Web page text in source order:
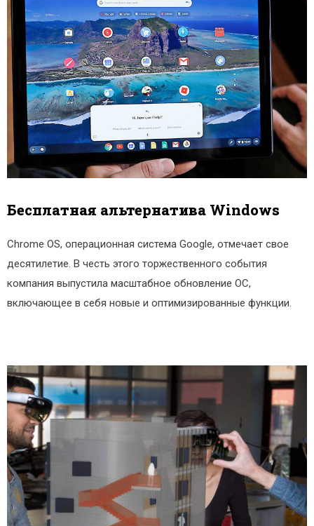
Бесплатная альтернатива Windows
Chrome OS, операционная система Google, отмечает свое
десятилетие. В честь этого торжественного события
компания выпустила масштабное обновление ОС,
включающее в себя новые и оптимизированные функции.